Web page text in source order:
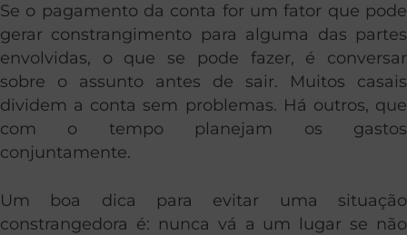
Se o pagamento da conta for um fator que pode
gerar constrangimento para alguma das partes
envolvidas, o que se pode fazer, é conversar
sobre o assunto antes de sair. Muitos casais
dividem a conta sem problemas. Há outros, que
com o tempo planejam os gastos
conjuntamente.
Um boa dica para evitar uma situação
constrangedora é: nunca vá a um lugar se não